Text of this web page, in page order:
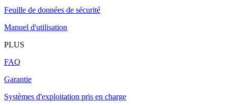
Feuille de données de sécurité
Manuel d'utilisation
PLUS
FAQ
Garantie
Systèmes d'exploitation pris en charge